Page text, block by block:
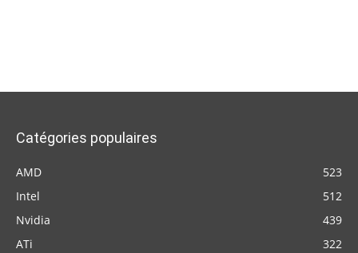
Catégories populaires
AMD
523
Intel
512
Nvidia
439
ATi
322